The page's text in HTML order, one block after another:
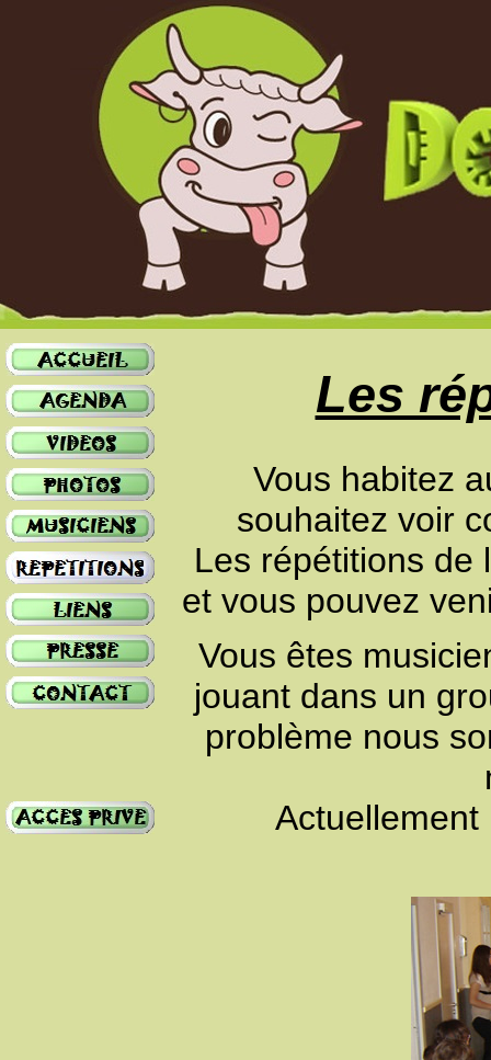
Les
Vous habitez
souhaitez voir
Les répétitions de
et vous pouvez
Vous êtes
jouant dans un
problème nous